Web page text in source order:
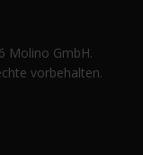
Molino GmbH.
vorbehalten.